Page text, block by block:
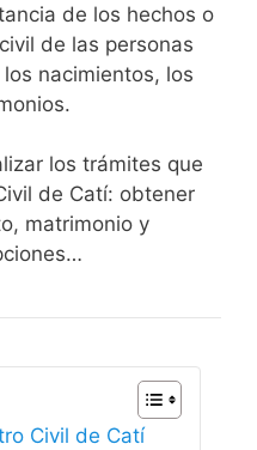
de los hechos o
de las personas
nacimientos, los
los trámites que
de Catí: obtener
matrimonio y
Civil de Catí